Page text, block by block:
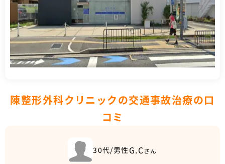
陳整形外科クリニックの交通事故治療の口
コミ
30代/男性 G.Cさん